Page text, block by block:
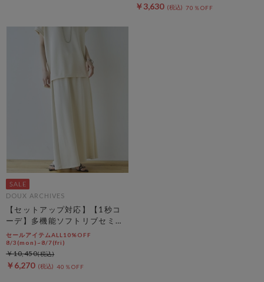
￥3,630 70％OFF
DOUX ARCHIVES
【セットアップ対応】【1秒コ
ーデ】多機能ソフトリブセミフ
レアスカート
セールアイテムALL10%OFF
8/3(mon)~8/7(fri)
￥6,270 40％OFF
￥10,450